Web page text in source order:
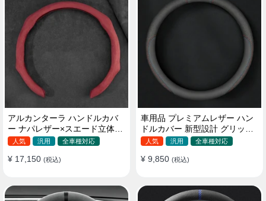
アルカンターラ ハンドルカバ
ー ナパレザー×スエード立体デ
ザイン 四季汎用 O/D型兼用 38-
人気 汎用 全車種対応
¥ 17,150 (税込)
車用品 プレミアムレザー ハン
ドルカバー 新型設計 グリップ
感向上 取付簡単 滑り止め 36〜
人気 汎用 全車種対応
¥ 9,850 (税込)